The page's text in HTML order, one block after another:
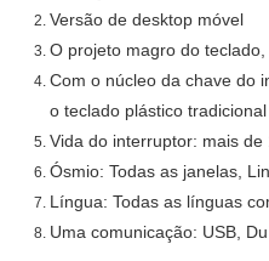
Versão de desktop móvel
O projeto magro do
Com o núcleo da chave do
o teclado plástico tradicional
Vida do interruptor: mais
Ósmio: Todas as janelas,
Língua: Todas as línguas
Uma comunicação: USB,